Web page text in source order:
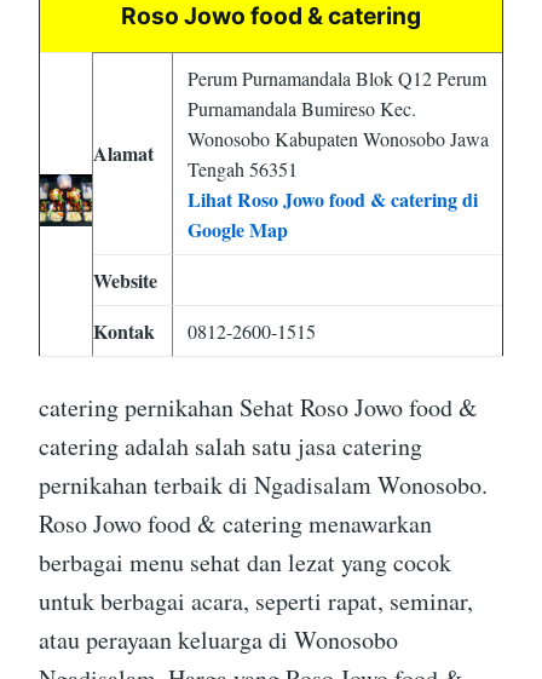
Roso Jowo food & catering
Alamat
Perum Purnamandala Blok Q12 Perum
Purnamandala Bumireso Kec.
Wonosobo Kabupaten Wonosobo Jawa
Tengah 56351
Lihat Roso Jowo food & catering di
Google Map
Website
Kontak
0812-2600-1515
catering pernikahan Sehat Roso Jowo food &
catering adalah salah satu jasa catering
pernikahan terbaik di Ngadisalam Wonosobo.
Roso Jowo food & catering menawarkan
berbagai menu sehat dan lezat yang cocok
untuk berbagai acara, seperti rapat, seminar,
atau perayaan keluarga di Wonosobo